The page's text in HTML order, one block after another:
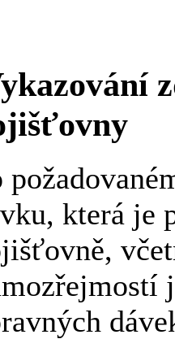
která je